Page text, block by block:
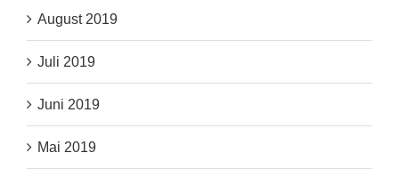
August 2019
Juli 2019
Juni 2019
Mai 2019